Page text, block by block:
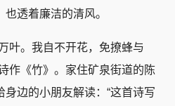
透着廉洁的清风。
。我自不开花，免撩蜂与
作《竹》。家住矿泉街道的陈
身边的小朋友解读：“这首诗写